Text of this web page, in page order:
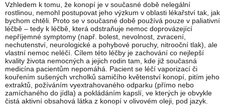
Vzhledem k tomu, že konopí je v současné době nelegální
rostlinou, nemohl postupovat jeho výzkum v oblasti lékařství tak, jak
bychom chtěli. Proto se v současné době používá pouze v paliativní
léčbě – tedy k léčbě, která odstraňuje nemoc doprovázející
nepříjemné symptomy (např. bolest, nevolnost, zvracení,
nechutenství, neurologické a pohybové poruchy, nitrooční tlak), ale
vlastní nemoc neléčí. Cílem této léčby je zachování co nejlepší
kvality života nemocných a jejich rodin tam, kde již současná
medicína pacientům nepomáhá. Pacient se léčí vaporizací či
kouřením sušených vrcholků samičího květenství konopí, pitím jeho
extraktů, požíváním vyextrahovaného odparku (přímo nebo
zamíchaného do jídla) a pokládáním kapslí, ve kterých je obvykle
čistá aktivní obsahová látka z konopí v olivovém oleji, pod jazyk.